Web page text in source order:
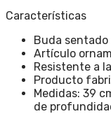
Características
Buda
Artículo
Resistente a
Producto
Medidas: 39
de